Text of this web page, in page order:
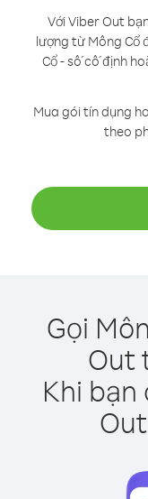
Với Viber Out
lượng từ Mông Cổ
Cổ - số cố định
Mua gói tín dụng
theo
Gọi
Out
Khi